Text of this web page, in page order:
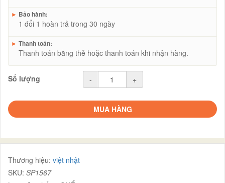
► Bảo hành:
1 đổi 1 hoàn trả trong 30 ngày
► Thanh toán:
Thanh toán bằng thẻ hoặc thanh toán khi nhận hàng.
Số lượng - +
MUA HÀNG
Thương hiệu: việt nhật
SKU: SP1567